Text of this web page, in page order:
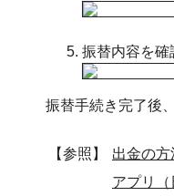
振替内容を確
振替手続き完了後
【参照】
出金の方
アプリ